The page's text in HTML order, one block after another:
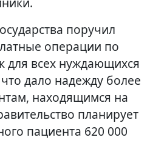
поручил
операции по
для всех нуждающихся
дало надежду более
находящимся на
планирует
пациента 620 000